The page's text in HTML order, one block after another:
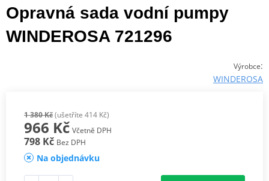
Opravná sada vodní pumpy
WINDEROSA 721296
Výrobce:
WINDEROSA
1 380 Kč(ušetříte 414 Kč)
966 Kč Včetně DPH
798 Kč Bez DPH
Na objednávku